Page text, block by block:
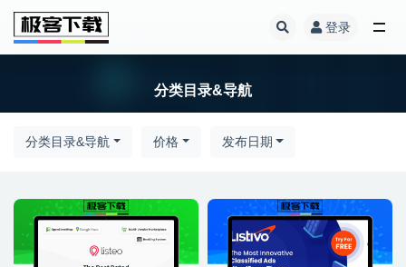
登录
分类目录&导航
分类目录&导航 价格 发布日期
全部